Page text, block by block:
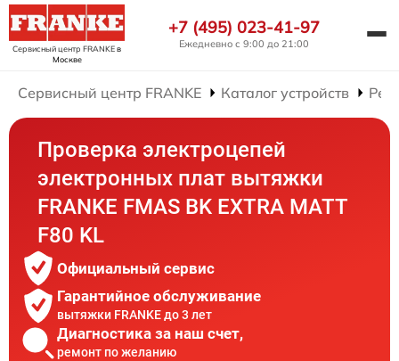
Сервисный центр FRANKEв
Москве
+7 (495) 023-41-97
Ежедневно с 9:00 до 21:00
Сервисный центр FRANKE Каталог устройств
Проверка электроцепей
электронных плат вытяжки
FRANKE FMAS BK EXTRA MATT
F80 KL
Официальный сервис
Гарантийное обслуживание
вытяжки FRANKE до 3 лет
Диагностика за наш счет,
ремонт по желанию